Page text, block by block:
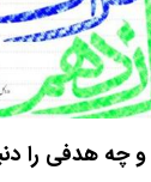
چه هدفی را